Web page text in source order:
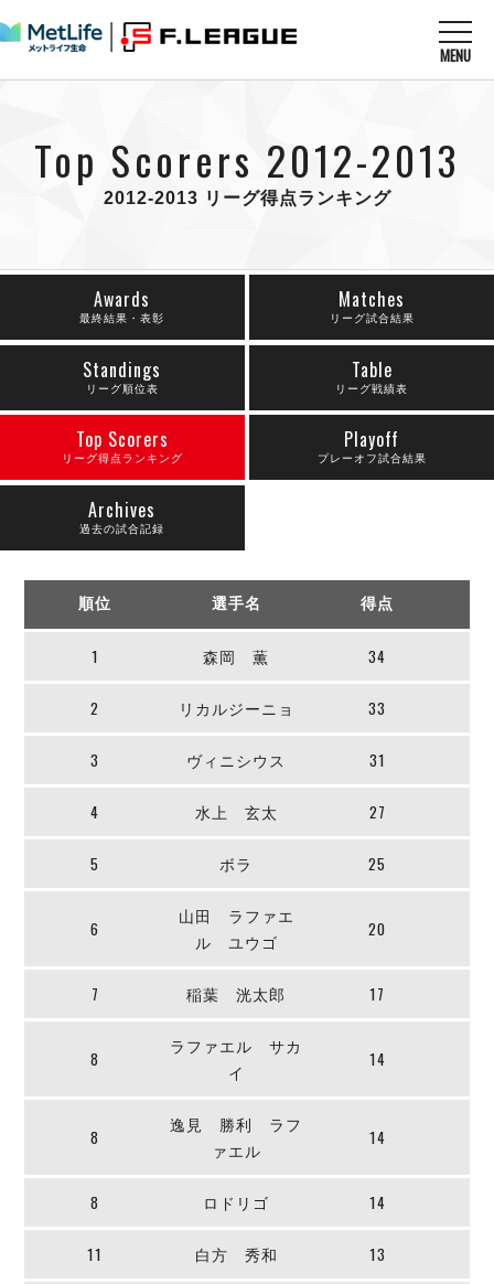
MENU
すべてのニュース
リーグ戦
U-23選抜
チケット
メディア情報
フットサル日本代表
その他
試合を観る MATCHES
試合日程
警告・退場・出場停止選手
個人ランキング｜ゴール
個人ランキング｜シュート
個人ランキング｜シュート成功率
個人ランキング｜第2PK
メットライフ生命Ｆ２リーグ
警告・退場・出場停止選手
個人ランキング｜シュート
個人ランキング｜シュート成功率
メットライフ生命Ｆリーグカップ 2026
アリーナ情報
過去の記録
メットライフ生命Ｆ１リーグ
エスポラーダ北海道
フウガドールすみだ
しながわシティ
立川アスレティックFC
ペスカドーラ町田
湘南ベルマーレ
ボアルース長野
名古屋オーシャンズ
ボルクバレット北九州
バサジィ大分
メットライフ生命Ｆ２リーグ
ヴォスクオーレ仙台
リガーレヴィア葛飾
Y．S．C．C．横浜
ヴィンセドール白山
デウソン神戸
ミラクルスマイル新居浜
チケットを買う
アリーナ情報 ARENA
リーグ概要
リーグ概要
大会概要
クラブライセンス関連
過去の試合記録
ディビジョン1 試合記録
Ｆリーグカップ 試合記録
リーグ統計データ
記念ゴール
担当審判員
選手の通算記録（Ｆ１）
エスポラーダ北海道
しながわシティ
立川アスレティックFC
ペスカドーラ町田
ボアルース長野
プロジェクト PROJECT
ABeam AWARD
DIVISION
DIVISION
Top Scorers 2012-2013
2012-2013 リーグ得点ランキング
Awards
最終結果・表彰
Matches
リーグ試合結果
Standings
リーグ順位表
Table
リーグ戦績表
Top Scorers
リーグ得点ランキング
Playoff
プレーオフ試合結果
Archives
過去の試合記録
順位 選手名 得点
1 森岡 薫 34
2 リカルジーニョ 33
3 ヴィニシウス 31
4 水上 玄太 27
5 ボラ 25
6
山田 ラファエ
ル ユウゴ
20
7 稲葉 洸太郎 17
8
ラファエル サカ
イ
14
8
逸見 勝利 ラフ
ァエル
14
8 ロドリゴ 14
11 白方 秀和 13